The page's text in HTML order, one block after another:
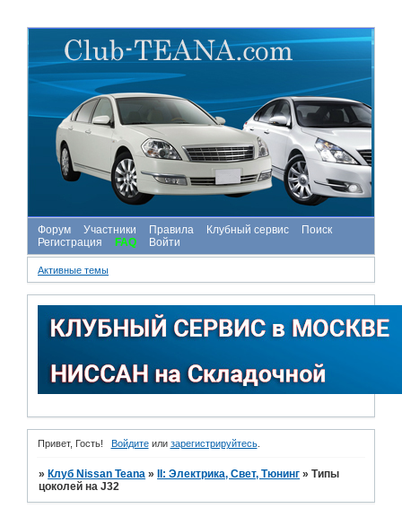
Форум Участники Правила Клубный сервис
Поиск
Регистрация
FAQ Войти
Активные темы
Привет, Гость! Войдитеили зарегистрируйтесь.
» Клуб Nissan Teana » II: Электрика, Свет, Тюнинг »Типы
цоколей на J32